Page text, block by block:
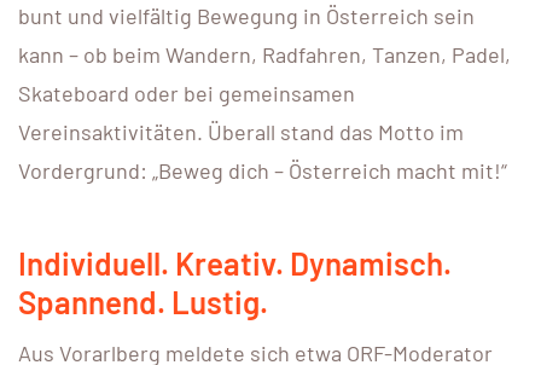
bunt und vielfältig Bewegung in Österreich sein
kann – ob beim Wandern, Radfahren, Tanzen, Padel,
Skateboard oder bei gemeinsamen
Vereinsaktivitäten. Überall stand das Motto im
Vordergrund: „Beweg dich – Österreich macht mit!“
Individuell. Kreativ. Dynamisch.
Spannend. Lustig.
Aus Vorarlberg meldete sich etwa ORF-Moderator